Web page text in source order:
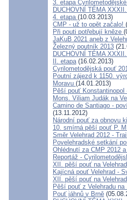
3. etapa
DUCHOVNÍ TÉMA
4. etapa (10.03.2013)
CMP - už to opět začalo!
Při pouti potřebují kněze
JaKuB 2021 aneb z
Železný poutník 2013
DUCHOVNÍ TÉMA
II. etapa(16.02.2013)
Cyrilometodějská pouť
Poutní zájezd k 1150.
Moravu (14.01.2013)
Pěší pouť Konstantinopol
Mons. Viliam Judák na
Camino de Santiago -
(13.11.2012)
Národní pouť za obnovu
10. smírná pěší pouť P.
Směr Velehrad 2012 -
Povelehradské setkání
Ohlédnutí za CMP 2012
Reportáž -
XII. pěší pouť na
Kajícná pouť Velehrad -
XII. pěší pouť na
Pěší pouť z Velehradu na
Pouť jáhnů v Brně